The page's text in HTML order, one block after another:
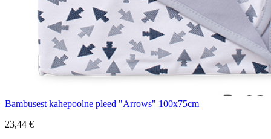
Bambusest kahepoolne pleed "Arrows" 100x75cm
23,44 €